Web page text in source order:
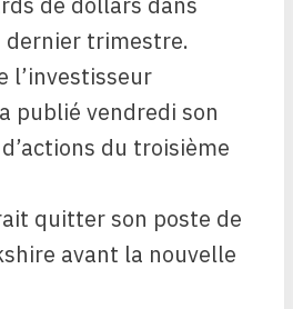
dernier trimestre.
l’investisseur
publié vendredi son
du troisième
quitter son poste de
avant la nouvelle